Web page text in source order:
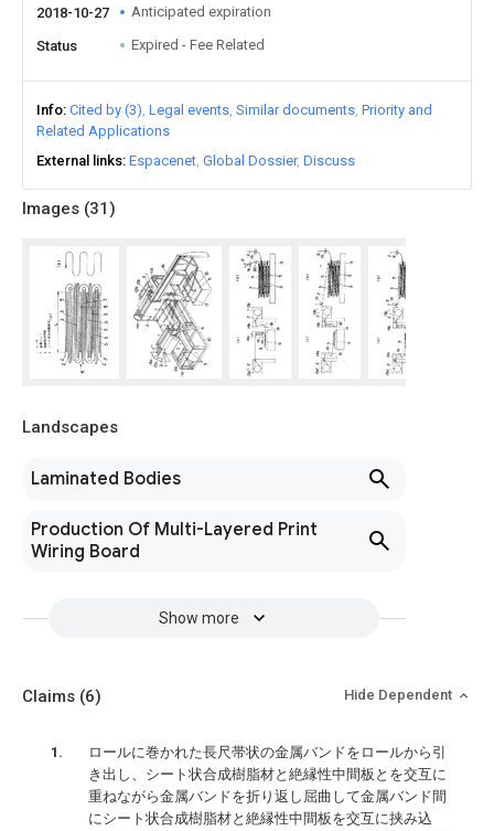
Images (31)
Landscapes
Laminated Bodies
Production Of Multi-Layered Print
Wiring Board
Show more
2018-10-27 Anticipated expiration
Status Expired - Fee Related
Info Cited by (3) Legal events Similar documents Priority and
Related Applications
External links Espacenet Global Dossier Discuss
Claims (6) Hide Dependent
ロールに巻かれた長尺帯状の金属バンドをロールから引
き出し、シート状合成樹脂材と絶縁性中間板とを交互に
重ねながら金属バンドを折り返し屈曲して金属バンド間
にシート状合成樹脂材と絶縁性中間板を交互に挟み込